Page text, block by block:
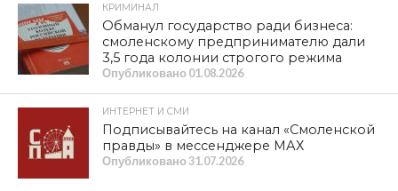
КРИМИНАЛ
Обманул государство ради бизнеса:
смоленскому предпринимателю дали
3,5 года колонии строгого режима
Опубликовано 01.08.2026
ИНТЕРНЕТ И СМИ
Подписывайтесь на канал «Смоленской
правды» в мессенджере МАХ
Опубликовано31.07.2026